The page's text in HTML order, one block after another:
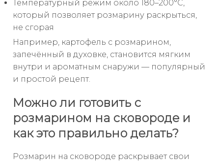
Температурный режим около 180–200°C,
который позволяет розмарину раскрыться,
не сгорая
Например, картофель с розмарином,
запечённый в духовке, становится мягким
внутри и ароматным снаружи — популярный
и простой рецепт.
Можно ли готовить с
розмарином на сковороде и
как это правильно делать?
Розмарин на сковороде раскрывает свои